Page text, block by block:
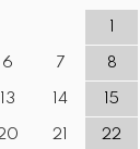
6 7 8
13 14 15
21 22